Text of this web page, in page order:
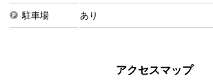
駐車場 あり
アクセスマップ